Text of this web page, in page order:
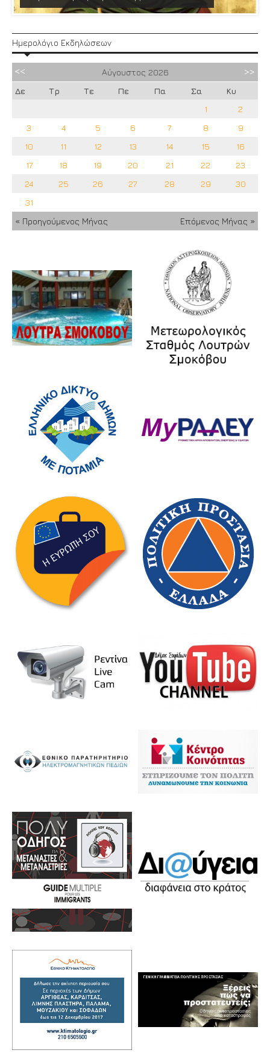
Ημερολόγιο Εκδηλώσεων
Αύγουστος 2026
Δε
Τρ Τε Πε Πα Σα
Κυ
1
2
3
4 5 6 7 8
9
10
11 12 13 14 15
16
17
18 19 20 21 22
23
24
25 26 27 28 29
30
31
« Προηγούμενος Μήνας
Επόμενος Μήνας »